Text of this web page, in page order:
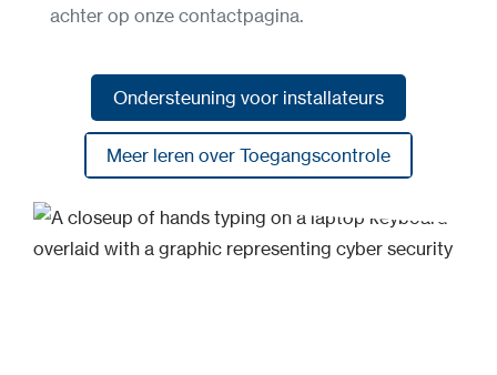
achter op onze contactpagina.
Ondersteuning voor installateurs
Ondersteuning voor installateurs
Meer leren over Toegangscontrole